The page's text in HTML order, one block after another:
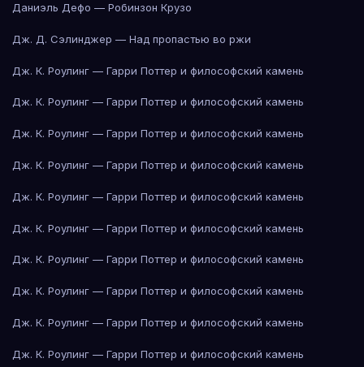
Даниэль Дефо — Робинзон Крузо
Дж. Д. Сэлинджер — Над пропастью во ржи
Дж. К. Роулинг — Гарри Поттер и философский камень
Дж. К. Роулинг — Гарри Поттер и философский камень
Дж. К. Роулинг — Гарри Поттер и философский камень
Дж. К. Роулинг — Гарри Поттер и философский камень
Дж. К. Роулинг — Гарри Поттер и философский камень
Дж. К. Роулинг — Гарри Поттер и философский камень
Дж. К. Роулинг — Гарри Поттер и философский камень
Дж. К. Роулинг — Гарри Поттер и философский камень
Дж. К. Роулинг — Гарри Поттер и философский камень
Дж. К. Роулинг — Гарри Поттер и философский камень